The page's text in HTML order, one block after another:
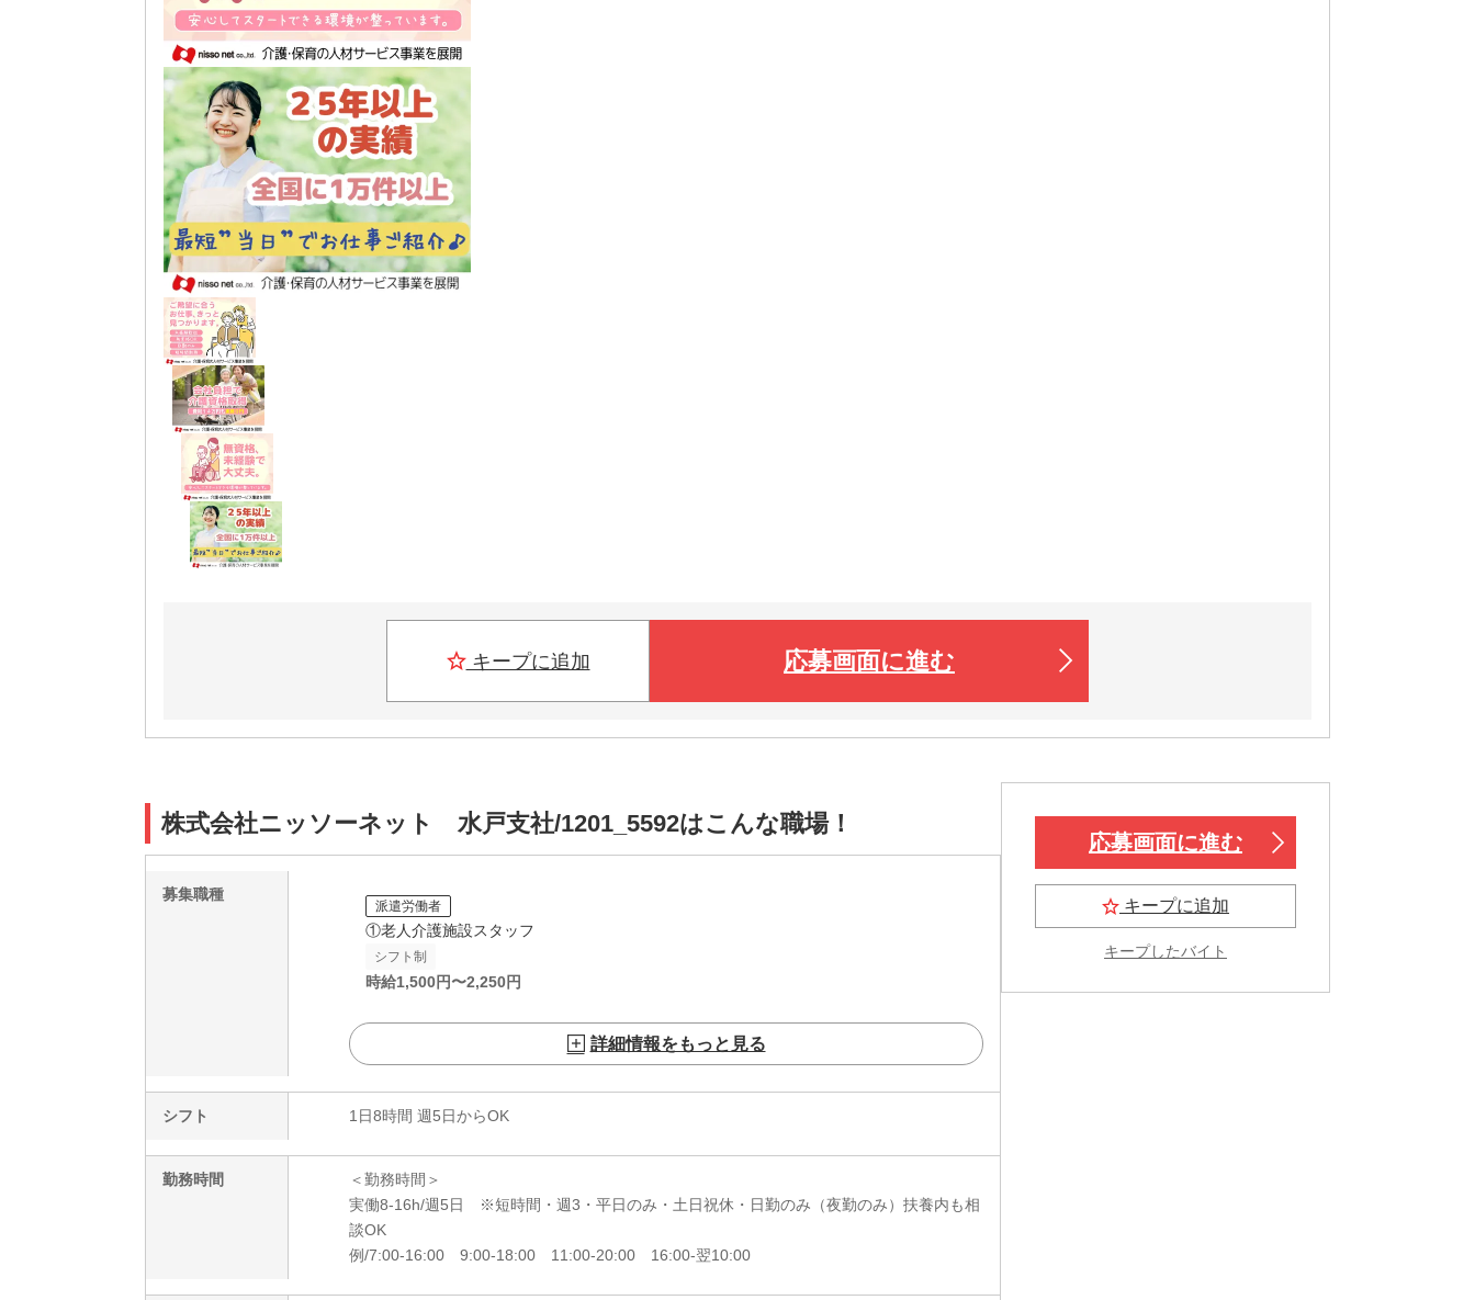
キープに追加 応募画面に進む
株式会社ニッソーネット 水戸支社/1201_5592はこんな職場！
募集職種
派遣労働者
①老人介護施設スタッフ
シフト制
時給1,500円〜2,250円
詳細情報をもっと見る
シフト 1日8時間 週5日からOK
勤務時間
＜勤務時間＞
実働8-16h/週5日 ※短時間・週3・平日のみ・土日祝休・日勤のみ（夜勤のみ）扶養内も相
談OK
例/7:00-16:00 9:00-18:00 11:00-20:00 16:00-翌10:00
応募画面に進む
キープに追加
キープしたバイト